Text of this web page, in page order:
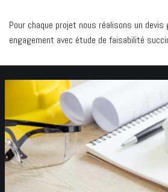
Pour chaque projet nous réalisons un
engagement avec étude de faisabilité